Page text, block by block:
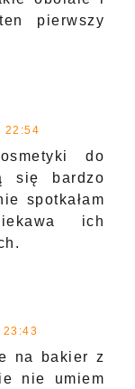
pierwszy
22:54
do
się bardzo
spotkałam
ich
23:43
na bakier z
nie umiem